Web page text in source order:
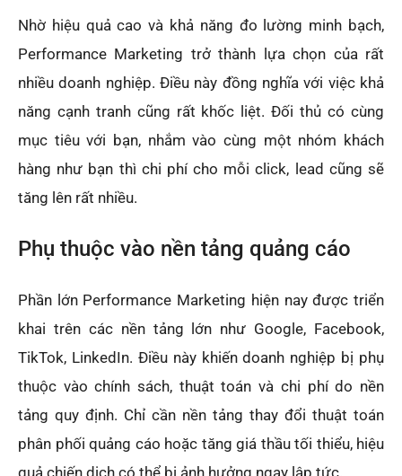
Nhờ hiệu quả cao và khả năng đo lường minh bạch,
Performance Marketing trở thành lựa chọn của rất
nhiều doanh nghiệp. Điều này đồng nghĩa với việc khả
năng cạnh tranh cũng rất khốc liệt. Đối thủ có cùng
mục tiêu với bạn, nhắm vào cùng một nhóm khách
hàng như bạn thì chi phí cho mỗi click, lead cũng sẽ
tăng lên rất nhiều.
Phụ thuộc vào nền tảng quảng cáo
Phần lớn Performance Marketing hiện nay được triển
khai trên các nền tảng lớn như Google, Facebook,
TikTok, LinkedIn. Điều này khiến doanh nghiệp bị phụ
thuộc vào chính sách, thuật toán và chi phí do nền
tảng quy định. Chỉ cần nền tảng thay đổi thuật toán
phân phối quảng cáo hoặc tăng giá thầu tối thiểu, hiệu
quả chiến dịch có thể bị ảnh hưởng ngay lập tức.